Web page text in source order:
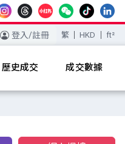
登入/註冊 繁 HKD ft²
歷史成交 成交數據